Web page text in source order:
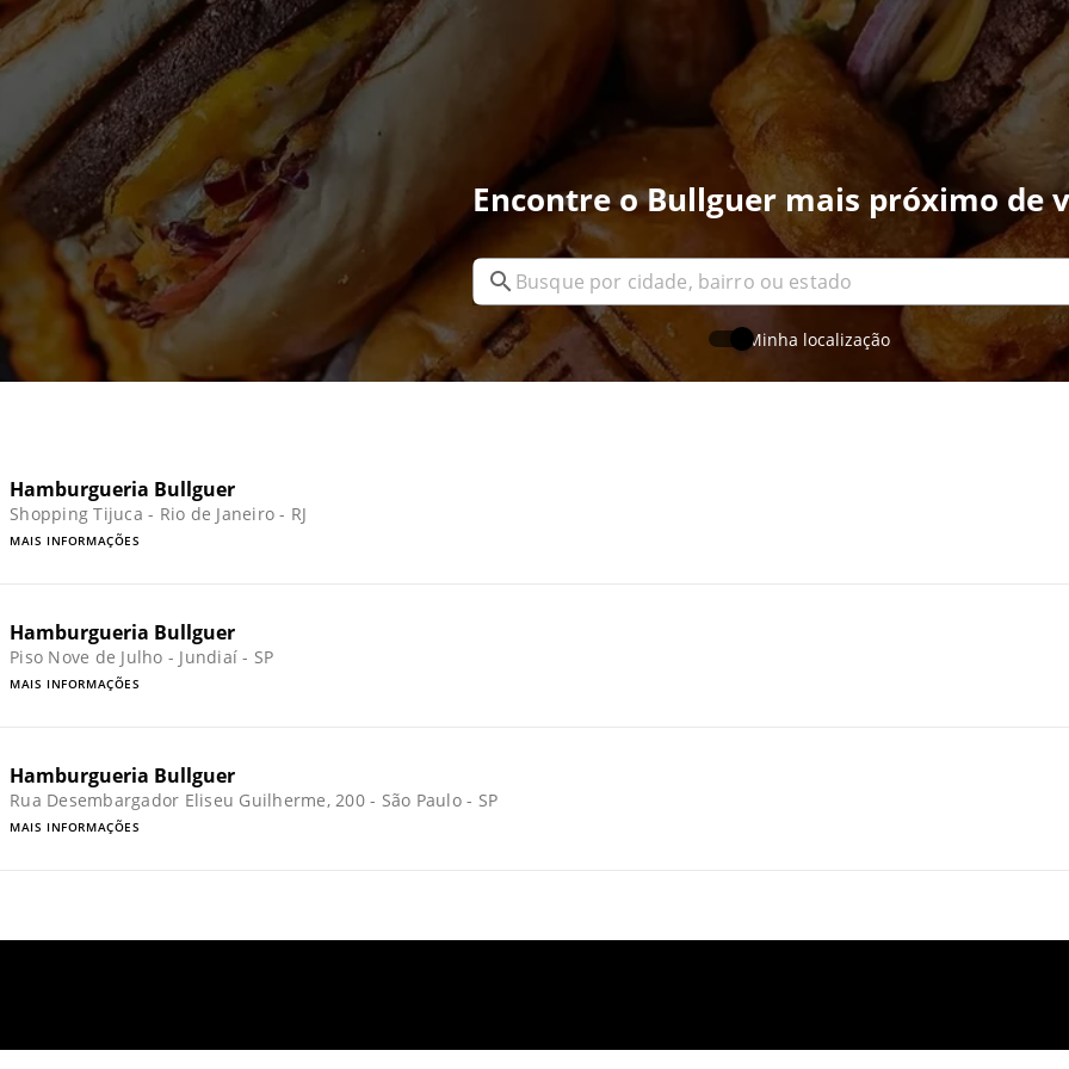
Encontre o Bullguer mais próximo de
Minha localização
Hamburgueria Bullguer
Shopping Tijuca - Rio de Janeiro - RJ
MAIS INFORMAÇÕES
Hamburgueria Bullguer
Piso Nove de Julho - Jundiaí - SP
MAIS INFORMAÇÕES
Hamburgueria Bullguer
Rua Desembargador Eliseu Guilherme, 200 - São Paulo - SP
MAIS INFORMAÇÕES
CLS 410 - Bloco C - Brasília - DF